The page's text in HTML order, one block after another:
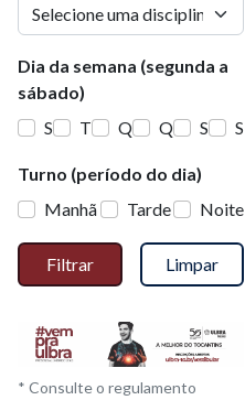
Dia da semana (segunda a
sábado)
S
T Q Q S S
Turno (período do dia)
Manhã
Tarde Noite
Filtrar Limpar
* Consulte o regulamento